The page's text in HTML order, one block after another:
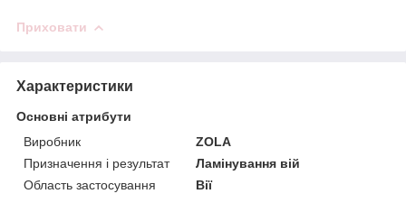
Приховати
Характеристики
Основні атрибути
Виробник
ZOLA
Призначення і результат
Ламінування вій
Область застосування
Вії